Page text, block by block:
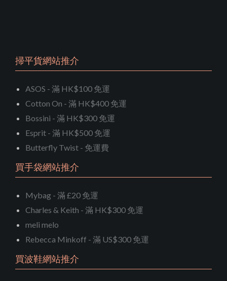
掃平貨網站推介
ASOS - 滿 HK$100 免運
Cotton On - 滿 HK$400 免運
Bossini - 滿 HK$300 免運
Esprit - 滿 HK$500 免運
Butterfly Twist - 免運費
買手袋網站推介
Mybag - 滿 £20 免運
Charles & Keith - 滿 HK$300 免運
meli melo
Rebecca Minkoff - 滿 US$300 免運
買波鞋網站推介